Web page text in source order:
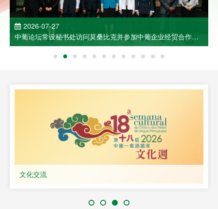
2026-07-27
中葡论坛常设秘书处访问莫桑比克并参加中葡企业经贸合作洽
谈会
文化交流